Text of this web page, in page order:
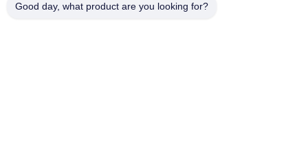
Verzend
Good day, what product are you looking for?